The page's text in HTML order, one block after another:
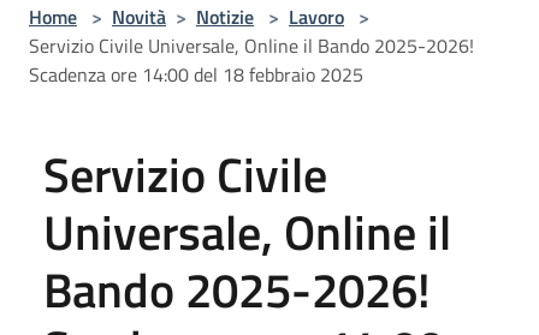
Home > Novità > Notizie > Lavoro >
Servizio Civile Universale, Online il Bando 2025-2026!
Scadenza ore 14:00 del 18 febbraio 2025
Servizio Civile
Universale, Online il
Bando 2025-2026!